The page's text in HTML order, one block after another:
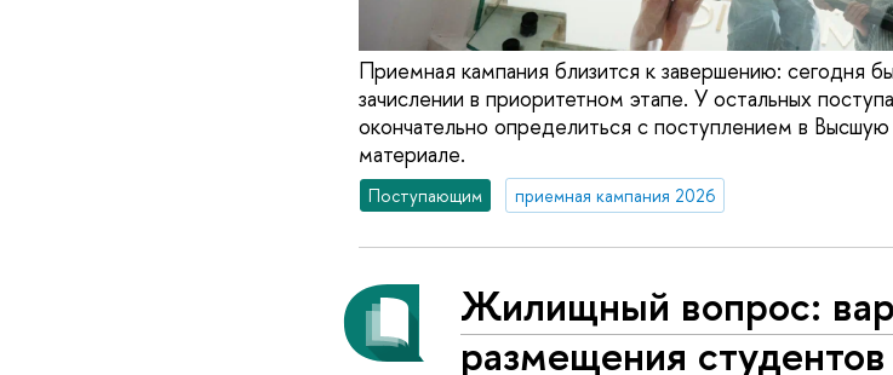
Приемная кампания близится к завершению: сегодня
зачислении в приоритетном этапе. У остальных
окончательно определиться с поступлением в
материале.
Поступающим приемная кампания 2026
Жилищный вопрос:
размещения